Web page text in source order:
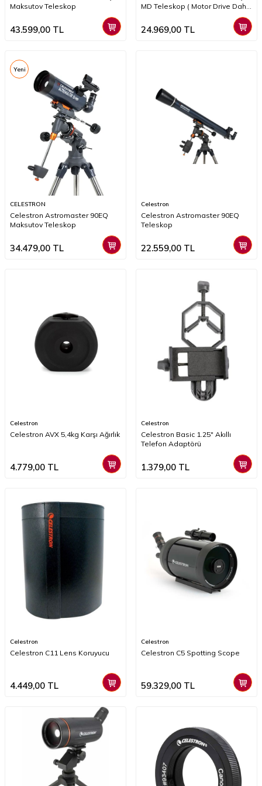
Maksutov Teleskop
43.599,00 TL
MD Teleskop ( Motor Drive Dahil
24.969,00 TL
Yeni
CELESTRON
Celestron Astromaster 90EQ
Maksutov Teleskop
34.479,00 TL
Celestron
Celestron Astromaster 90EQ
Teleskop
22.559,00 TL
Celestron
Celestron AVX 5,4kg Karşı Ağırlık
4.779,00 TL
Celestron
Celestron Basic 1.25" Akıllı
Telefon Adaptörü
1.379,00 TL
Celestron
Celestron C11 Lens Koruyucu
4.449,00 TL
Celestron
Celestron C5 Spotting Scope
59.329,00 TL